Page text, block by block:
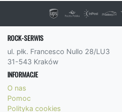
ROCK-SERWIS
ul. płk. Francesco Nullo 28/LU3
31-543 Kraków
INFORMACJE
O nas
Pomoc
Polityka cookies